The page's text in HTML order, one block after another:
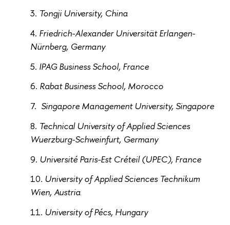
Tongji University, China
Friedrich-Alexander Universität Erlangen-
Nürnberg, Germany
IPAG Business School, France
Rabat Business School, Morocco
Singapore Management University, Singapore
Technical University of Applied Sciences
Wuerzburg-Schweinfurt, Germany
Université Paris-Est Créteil (UPEC), France
University of Applied Sciences Technikum
Wien, Austria
University of Pécs, Hungary